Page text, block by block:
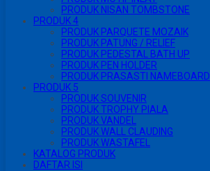
PRODUK NISAN TOMBSTONE
PRODUK 4
PRODUK PARQUETE MOZAIK
PRODUK PATUNG / RELIEF
PRODUK PEDESTAL BATH UP
PRODUK PEN HOLDER
PRODUK PRASASTI NAMEBOARD
PRODUK 5
PRODUK SOUVENIR
PRODUK TROPHY PIALA
PRODUK VANDEL
PRODUK WALL CLAUDING
PRODUK WASTAFEL
KATALOG PRODUK
DAFTAR ISI